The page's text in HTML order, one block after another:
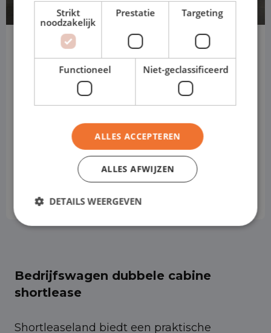
Ford Transit Custom
L2H1 Dubbele Cabine
Automaat
Prijs obv standaard uitvoering
€ 759
Bedrijfswagen dubbele cabine
shortlease
Shortleaseland biedt een praktische
Strikt
noodzakelijk
Prestatie Targeting
Functioneel Niet-geclassificeerd
ALLES ACCEPTEREN
ALLES AFWIJZEN
DETAILS WEERGEVEN